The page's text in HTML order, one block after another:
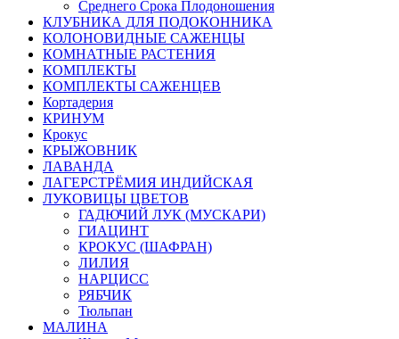
Среднего Срока Плодоношения
КЛУБНИКА ДЛЯ ПОДОКОННИКА
КОЛОНОВИДНЫЕ САЖЕНЦЫ
КОМНАТНЫЕ РАСТЕНИЯ
КОМПЛЕКТЫ
КОМПЛЕКТЫ САЖЕНЦЕВ
Кортадерия
КРИНУМ
Крокус
КРЫЖОВНИК
ЛАВАНДА
ЛАГЕРСТРЁМИЯ ИНДИЙСКАЯ
ЛУКОВИЦЫ ЦВЕТОВ
ГАДЮЧИЙ ЛУК (МУСКАРИ)
ГИАЦИНТ
КРОКУС (ШАФРАН)
ЛИЛИЯ
НАРЦИСС
РЯБЧИК
Тюльпан
МАЛИНА